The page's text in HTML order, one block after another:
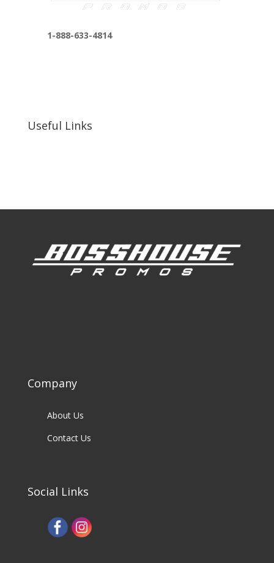
1-888-633-4814
Useful Links
Company
About Us
Contact Us
Social Links